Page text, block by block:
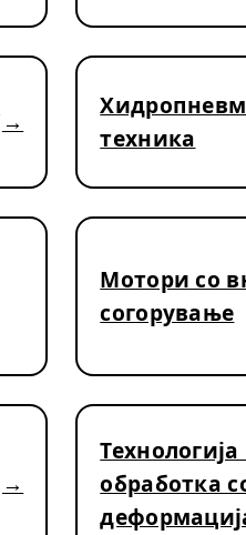
техника
Мотори со
согорување
Технологија
обработка